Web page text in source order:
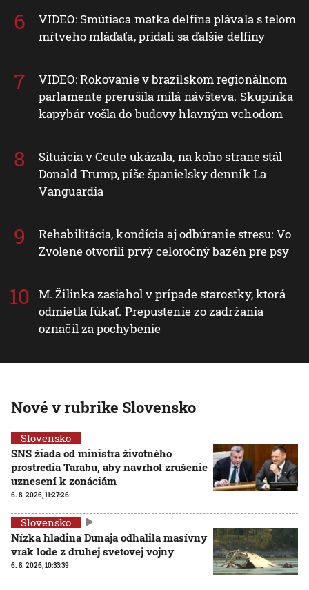
VIDEO: Smútiaca matka delfína plávala s telom
mŕtveho mláďaťa, pridali sa ďalšie delfíny
VIDEO: Rokovanie v brazílskom regionálnom
parlamente prerušila milá návšteva. Skupinka
kapybár vošla do budovy hlavným vchodom
Situácia v Ceute ukázala, na koho strane stál
Donald Trump, píše španielsky denník La
Vanguardia
Rehabilitácia, kondícia aj odbúranie stresu: Vo
Zvolene otvorili prvý celoročný bazén pre psy
M. Žilinka zasiahol v prípade starostky, ktorá
odmietla fúkať. Prepustenie zo zadržania
označil za pochybenie
Nové v rubrike Slovensko
Slovensko
SNS žiada od ministra životného
prostredia Tarabu, aby navrhol zrušenie
uznesení k zonáciám
6. 8. 2026, 11:27:26
Slovensko
Nízka hladina Dunaja odhalila masívny
vrak lode z druhej svetovej vojny
6. 8. 2026, 10:33:39